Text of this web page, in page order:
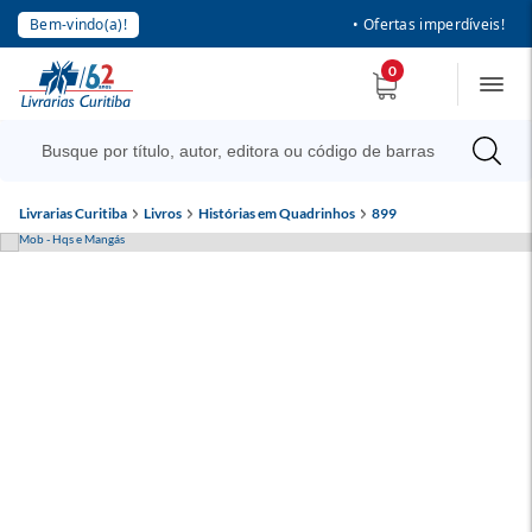
Bem-vindo(a)! • Ofertas imperdíveis!
0
Livrarias Curitiba Livros Histórias em Quadrinhos 899